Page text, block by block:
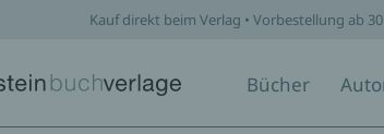
Kauf direkt beim Verlag • Vorbestellung ab
Bücher